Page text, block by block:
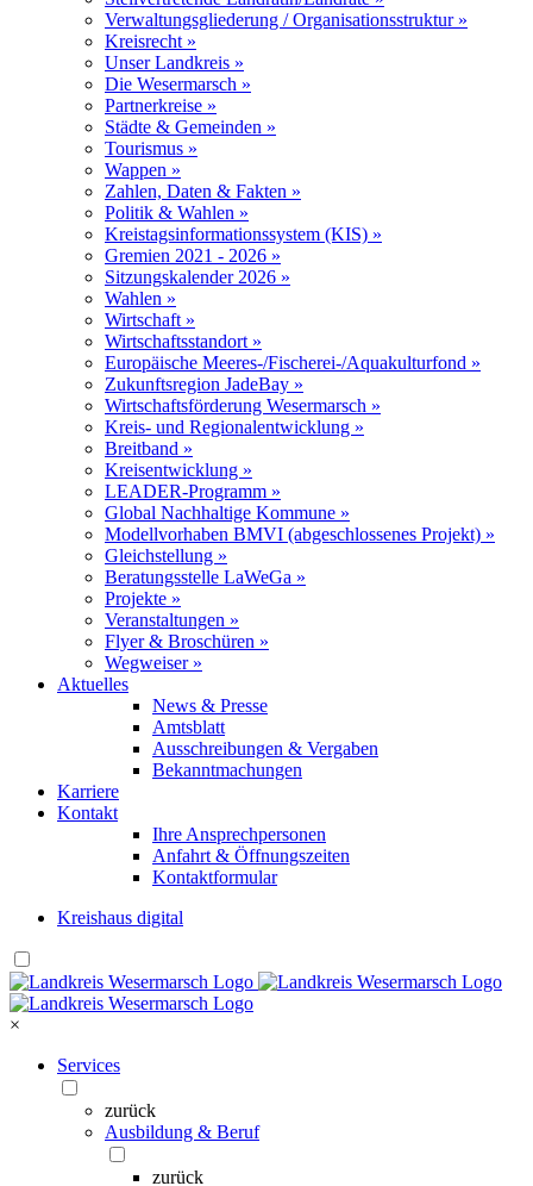
Verwaltungsgliederung / Organisationsstruktur »
Kreisrecht »
Unser Landkreis »
Die Wesermarsch »
Partnerkreise »
Städte & Gemeinden »
Tourismus »
Wappen »
Zahlen, Daten & Fakten »
Politik & Wahlen »
Kreistagsinformationssystem (KIS) »
Gremien 2021 - 2026 »
Sitzungskalender 2026 »
Wahlen »
Wirtschaft »
Wirtschaftsstandort »
Europäische Meeres-/Fischerei-/Aquakulturfond »
Zukunftsregion JadeBay »
Wirtschaftsförderung Wesermarsch »
Kreis- und Regionalentwicklung »
Breitband »
Kreisentwicklung »
LEADER-Programm »
Global Nachhaltige Kommune »
Modellvorhaben BMVI (abgeschlossenes Projekt) »
Gleichstellung »
Beratungsstelle LaWeGa »
Projekte »
Veranstaltungen »
Flyer & Broschüren »
Wegweiser »
Aktuelles
News & Presse
Amtsblatt
Ausschreibungen & Vergaben
Bekanntmachungen
Karriere
Kontakt
Ihre Ansprechpersonen
Anfahrt & Öffnungszeiten
Kontaktformular
Kreishaus digital
×
Services
zurück
Ausbildung & Beruf
zurück